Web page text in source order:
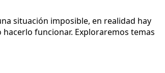
situación imposible, en realidad hay
funcionar. Exploraremos temas